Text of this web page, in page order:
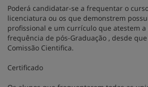
Poderá candidatar-se a frequentar o
licenciatura ou os que demonstrem
profissional e um currículo que atestem
frequência de pós-Graduação , desde
Comissão Cientifica.
Certificado